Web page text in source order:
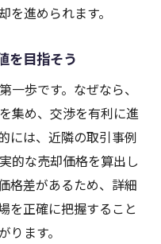
を進められます。
を目指そう
一歩です。なぜなら、
集め、交渉を有利に進
には、近隣の取引事例
的な売却価格を算出し
格差があるため、詳細
を正確に把握すること
ます。